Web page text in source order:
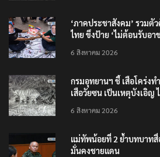
‘ภาคประชาสังคม’ รวมตั
ไทย ขึงป้าย ‘ไม่ต้อนรับอา
6 สิงหาคม 2026
กรมอุทยานฯ ชี้ เสือโคร่ง
เสือวัยซน เป็นเหตุบังเอิญ
6 สิงหาคม 2026
แม่ทัพน้อยที่ 2 ย้ำบทบาท
มั่นคงชายแดน